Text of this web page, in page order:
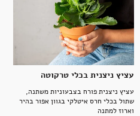
עציץ ניצנית בכלי טרקוטה
עציץ ניצנית פורח בצבעוניות משתנה,
שתול בכלי חרס איטלקי בגוון אפור בהיר
וארוז למתנה